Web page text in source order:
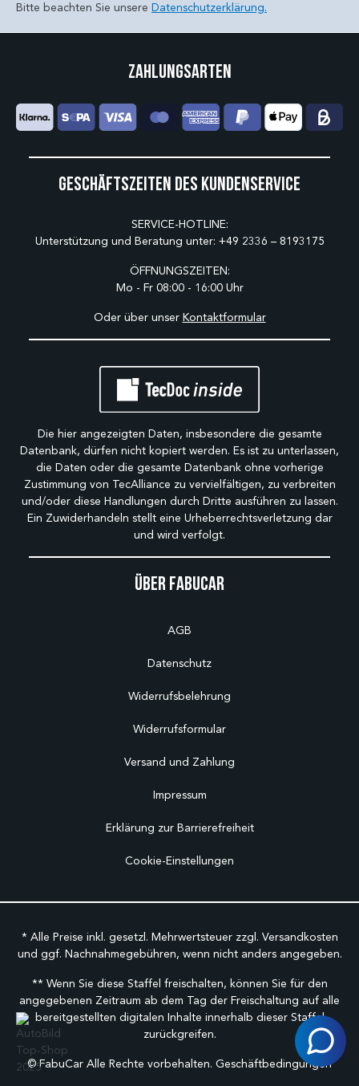
Bitte beachten Sie unsere Datenschutzerklärung.
Über Fabucar
AGB
Datenschutz
Widerrufsbelehrung
Widerrufsformular
Versand und Zahlung
Impressum
Erklärung zur Barrierefreiheit
Cookie-Einstellungen
Geschäftszeiten des Kundenservice
SERVICE-HOTLINE:
Unterstützung und Beratung unter: +49 2336 – 8193175
ÖFFNUNGSZEITEN:
Mo - Fr 08:00 - 16:00 Uhr
Oder über unser Kontaktformular
Zahlungsarten
Die hier angezeigten Daten, insbesondere die gesamte
Datenbank, dürfen nicht kopiert werden. Es ist zu unterlassen,
die Daten oder die gesamte Datenbank ohne vorherige
Zustimmung von TecAlliance zu vervielfältigen, zu verbreiten
und/oder diese Handlungen durch Dritte ausführen zu lassen.
Ein Zuwiderhandeln stellt eine Urheberrechtsverletzung dar
und wird verfolgt.
* Alle Preise inkl. gesetzl. Mehrwertsteuer zzgl. Versandkosten
und ggf. Nachnahmegebühren, wenn nicht anders angegeben.
** Wenn Sie diese Staffel freischalten, können Sie für den
angegebenen Zeitraum ab dem Tag der Freischaltung auf alle
bereitgestellten digitalen Inhalte innerhalb dieser Staffel
zurückgreifen.
©FabuCar Alle Rechte vorbehalten. Geschäftbedingungen